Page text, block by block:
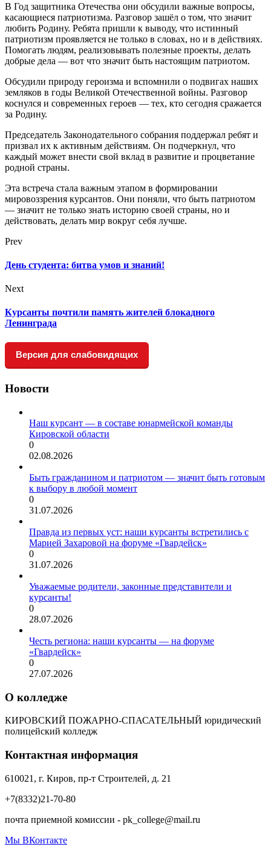
В Год защитника Отечества они обсудили важные вопросы,
касающиеся патриотизма. Разговор зашёл о том, что значит
любить Родину. Ребята пришли к выводу, что истинный
патриотизм проявляется не только в словах, но и в действиях.
Помогать людям, реализовывать полезные проекты, делать
добрые дела — вот что значит быть настоящим патриотом.
Обсудили природу героизма и вспомнили о подвигах наших
земляков в годы Великой Отечественной войны. Разговор
коснулся и современных героев — тех, кто сегодня сражается
за Родину.
Председатель Законодательного собрания поддержал ребят и
призвал их к активным действиям. Он подчеркнул, что
каждый может внести свой вклад в развитие и процветание
родной страны.
Эта встреча стала важным этапом в формировании
мировоззрения курсантов. Они поняли, что быть патриотом
— значит не только знать историю своей страны, но и
действовать, делать мир вокруг себя лучше.
Prev
День студента: битва умов и знаний!
Next
Курсанты почтили память жителей блокадного
Ленинграда
Версия для слабовидящих
Новости
Наш курсант — в составе юнармейской команды
Кировской области
0
02.08.2026
Быть гражданином и патриотом — значит быть готовым
к выбору в любой момент
0
31.07.2026
Правда из первых уст: наши курсанты встретились с
Марией Захаровой на форуме «Гвардейск»
0
31.07.2026
Уважаемые родители, законные представители и
курсанты!
0
28.07.2026
Честь региона: наши курсанты — на форуме
«Гвардейск»
0
27.07.2026
О колледже
КИРОВСКИЙ ПОЖАРНО-СПАСАТЕЛЬНЫЙ юридический
полицейский колледж
Контактная информация
610021, г. Киров, пр-т Строителей, д. 21
+7(8332)21-70-80
почта приемной комиссии - pk_college@mail.ru
Мы ВКонтакте